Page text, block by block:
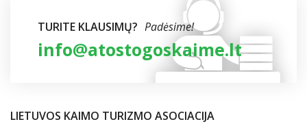
TURITE KLAUSIMŲ? Padėsime!
info@atostogoskaime.lt
LIETUVOS KAIMO TURIZMO ASOCIACIJA